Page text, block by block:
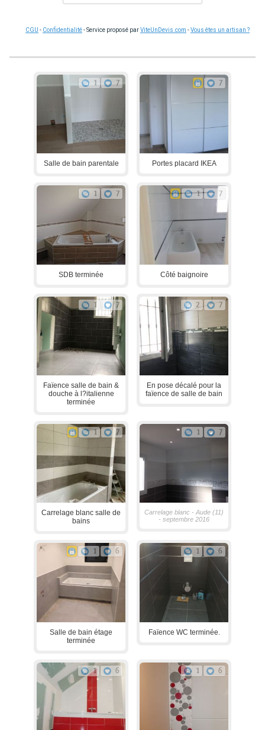
CGU - Confidentialité- Service proposé parViteUnDevis.com -Vous êtes un artisan ?
1 7
Salle de bain parentale
7
Portes placard IKEA
1 7
SDB terminée
1 7
Côté baignoire
1 7
Faïence salle de bain &
douche à l?italienne
terminée
2 7
En pose décalé pour la
faïence de salle de bain
1 7
Carrelage blanc salle de
bains
1 7
Carrelage blanc - Aude (11)
- septembre 2016
1 6
Salle de bain étage
terminée
1 6
Faïence WC terminée.
1 6 1 6